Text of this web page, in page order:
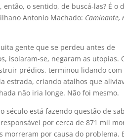
o sentido, de buscá-las? É o
Antonio Machado: Caminante,
gente que se perdeu antes de
isolaram-se, negaram as utopias.
prédios, terminou lidando com
estrada, criando atalhos que
não iria longe. Não foi mesmo.
século está fazendo questão de
por cerca de 871 mil
morreram por causa do problema.